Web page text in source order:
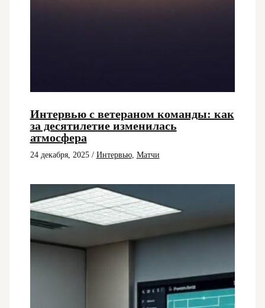
Интервью с ветераном команды: как
за десятилетие изменилась
атмосфера
24 декабря, 2025 / Интервью, Матчи